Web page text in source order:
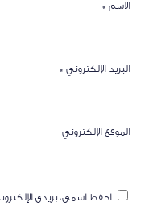
الاسم *
البريد الإلكتروني *
الموقع الإلكتروني
احفظ اسمي، بريدي